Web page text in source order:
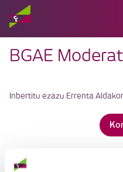
BGAE
Inbertitu ezazu Errenta
Zabaldu dena